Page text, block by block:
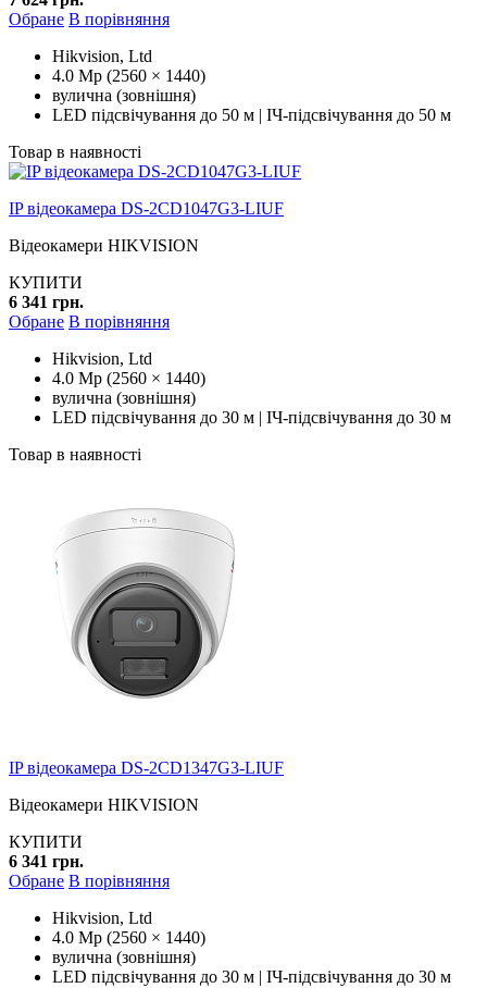
Обране В порівняння
Hikvision, Ltd
4.0 Mp (2560 × 1440)
вулична (зовнішня)
LED підсвічування до 50 м | ІЧ-підсвічування до 50 м
Товар в наявності
IP відеокамера DS-2CD1047G3-LIUF
Відеокамери HIKVISION
КУПИТИ
6 341 грн.
Обране В порівняння
Hikvision, Ltd
4.0 Mp (2560 × 1440)
вулична (зовнішня)
LED підсвічування до 30 м | ІЧ-підсвічування до 30 м
Товар в наявності
IP відеокамера DS-2CD1347G3-LIUF
Відеокамери HIKVISION
КУПИТИ
6 341 грн.
Обране В порівняння
Hikvision, Ltd
4.0 Mp (2560 × 1440)
вулична (зовнішня)
LED підсвічування до 30 м | ІЧ-підсвічування до 30 м